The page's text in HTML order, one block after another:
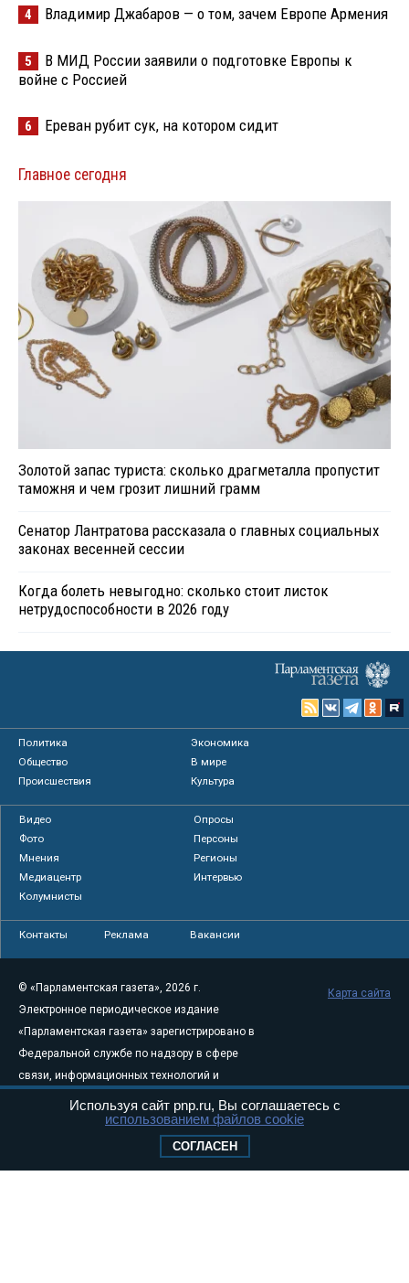
4 Владимир Джабаров — о том, зачем Европе Армения
5
В МИД России заявили о подготовке Европы к
войне с Россией
6 Ереван рубит сук, на котором сидит
Главное сегодня
Золотой запас туриста: сколько драгметалла пропустит
таможня и чем грозит лишний грамм
Сенатор Лантратова рассказала о главных социальных
законах весенней сессии
Когда болеть невыгодно: сколько стоит листок
нетрудоспособности в 2026 году
Политика
Экономика
Общество
В мире
Происшествия
Культура
Видео
Опросы
Фото
Персоны
Мнения
Регионы
Медиацентр
Интервью
Колумнисты
Контакты Реклама Вакансии
© «Парламентская газета», 2026 г.
Электронное периодическое издание
«Парламентская газета» зарегистрировано в
Федеральной службе по надзору в сфере
связи, информационных технологий и
августа 2011 года. 18+
Свидетельство о регистрации Эл № ФС77-
Карта сайта
Используя сайт pnp.ru, Вы соглашаетесь с
использованием файлов cookie
СОГЛАСЕН